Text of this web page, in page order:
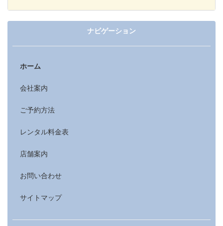
ナビゲーション
ホーム
会社案内
ご予約方法
レンタル料金表
店舗案内
お問い合わせ
サイトマップ